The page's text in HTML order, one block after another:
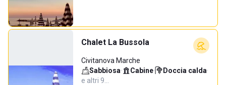
Chalet La Bussola
Civitanova Marche
Sabbiosa· Cabine· Doccia calda·
e altri 9…